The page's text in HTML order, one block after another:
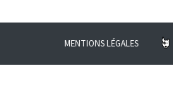
MENTIONS LÉGALES